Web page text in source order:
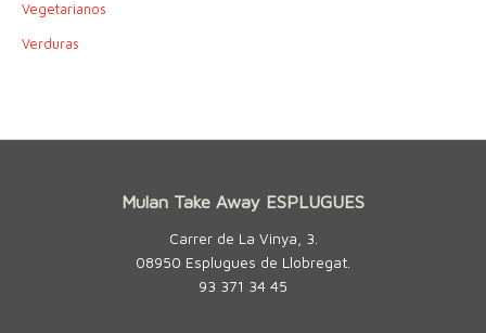
Vegetarianos
Verduras
Mulan Take Away ESPLUGUES
Carrer de La Vinya, 3.
08950 Esplugues de Llobregat.
93 371 34 45